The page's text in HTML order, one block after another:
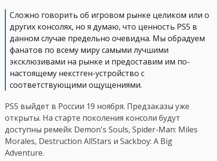
Сложно говорить об игровом рынке целиком или о
других консолях, но я думаю, что ценность PS5 в
данном случае предельно очевидна. Мы обрадуем
фанатов по всему миру самыми лучшими
эксклюзивами на рынке и предоставим им по-
настоящему некстген-устройство с
соответствующими ощущениями.
PS5 выйдет в России 19 ноября. Предзаказы уже
открыты. На старте поколения консоли будут
доступны ремейк Demon's Souls, Spider-Man: Miles
Morales, Destruction AllStars и Sackboy: A Big
Adventure.